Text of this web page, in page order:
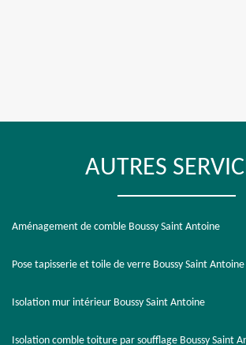
AUTRES
Aménagement de comble Boussy Saint Antoine
Pose tapisserie et toile de verre Boussy Saint Antoine
Isolation mur intérieur Boussy Saint Antoine
Isolation comble toiture par soufflage Boussy Saint